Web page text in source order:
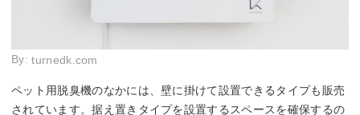
By:turnedk.com
ペット用脱臭機のなかには、壁に掛けて設置できるタイプも販売
されています。据え置きタイプを設置するスペースを確保するの